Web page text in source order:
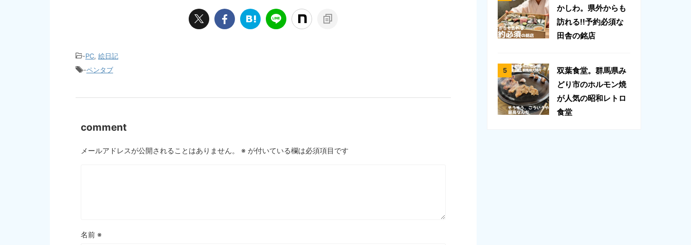
-PC, 絵日記
-ペンタブ
comment
メールアドレスが公開されることはありません。 ※ が付いている欄は必須項目です
名前 ※
かしわ。県外からも
訪れる!!予約必須な
田舎の銘店
双葉食堂。群馬県み
どり市のホルモン焼
が人気の昭和レトロ
食堂